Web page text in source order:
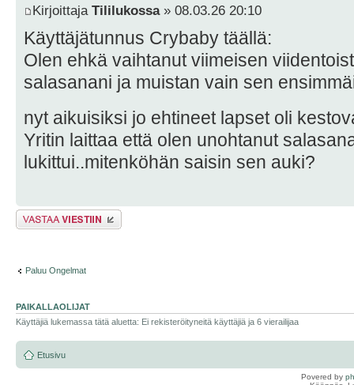
Kirjoittaja Tililukossa» 08.03.26 20:10
Käyttäjätunnus Crybaby täällä:
Olen ehkä vaihtanut viimeisen
salasanani ja muistan vain sen
nyt aikuisiksi jo ehtineet lapset oli
Yritin laittaa että olen unohtanut
lukittui..mitenköhän saisin sen auki?
Lähetä vastaus
Paluu Ongelmat
PAIKALLAOLIJAT
Käyttäjiä lukemassa tätä aluetta: Ei rekisteröityneitä käyttäjiä ja 6 vierailijaa
Etusivu
Povered by